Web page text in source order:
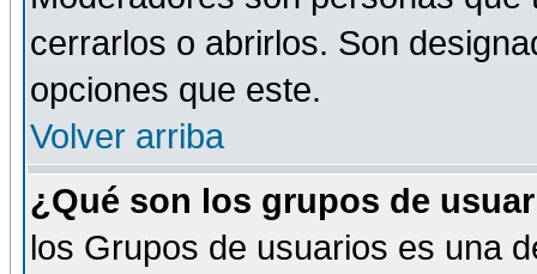
cerrarlos o abrirlos. Son
opciones que este.
Volver arriba
¿Qué son los grupos de
los Grupos de usuarios es una